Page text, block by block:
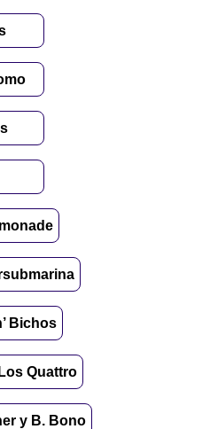
Bichos
Quattro
y B. Bono